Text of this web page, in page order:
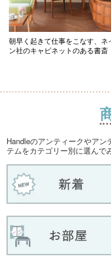
朝早く起きて仕事をこなす、ネ
ン社のキャビネットのある書斎
Handleのアンティークやア
テムをカテゴリー別に選んで